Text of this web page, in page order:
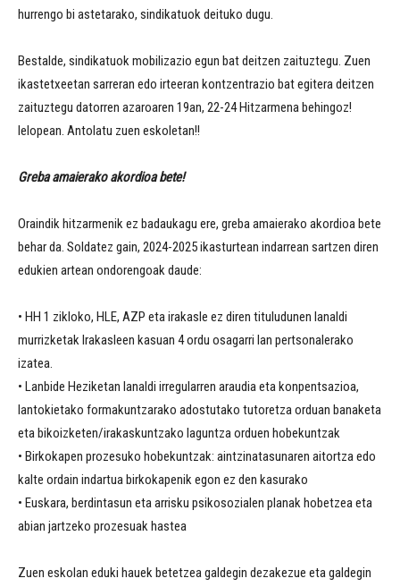
hurrengo bi astetarako, sindikatuok deituko dugu.
Bestalde, sindikatuok mobilizazio egun bat deitzen zaituztegu. Zuen
ikastetxeetan sarreran edo irteeran kontzentrazio bat egitera deitzen
zaituztegu datorren azaroaren 19an, 22-24 Hitzarmena behingoz!
lelopean. Antolatu zuen eskoletan!!
Greba amaierako akordioa bete!
Oraindik hitzarmenik ez badaukagu ere, greba amaierako akordioa bete
behar da. Soldatez gain, 2024-2025 ikasturtean indarrean sartzen diren
edukien artean ondorengoak daude:
• HH 1 zikloko, HLE, AZP eta irakasle ez diren tituludunen lanaldi
murrizketak Irakasleen kasuan 4 ordu osagarri lan pertsonalerako
izatea.
• Lanbide Heziketan lanaldi irregularren araudia eta konpentsazioa,
lantokietako formakuntzarako adostutako tutoretza orduan banaketa
eta bikoizketen/irakaskuntzako laguntza orduen hobekuntzak
• Birkokapen prozesuko hobekuntzak: aintzinatasunaren aitortza edo
kalte ordain indartua birkokapenik egon ez den kasurako
• Euskara, berdintasun eta arrisku psikosozialen planak hobetzea eta
abian jartzeko prozesuak hastea
Zuen eskolan eduki hauek betetzea galdegin dezakezue eta galdegin